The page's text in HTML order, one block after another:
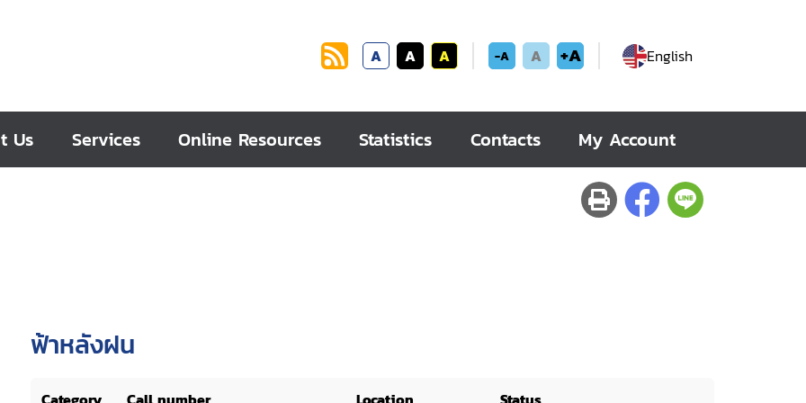
A A A -A A +A English
Us Services Online Resources Statistics Contacts My Account
ฟ้าหลังฝน